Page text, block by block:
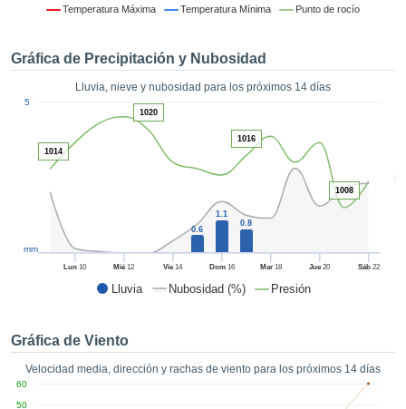
permite
sin coste.
a la
en
así como
un perfil
CONTINUAR
CONFIGURACIÓN
Temperatura Máxima Temperatura Mínima Punto de rocío
Gráfica de Precipitación y Nubosidad
Lluvia, nieve y nubosidad para los próximos 14 días
Lluvia Nubosidad (%) Presión
50
Lun 10 Mié 12 Vie 14 Dom16 Mar18 Jue 20 Sáb22
5
mm
0.6
1.1
0.8
1014
1020
1016
1008
Gráfica de Viento
Velocidad media, dirección y rachas de viento para los próximos 14 días
50
60